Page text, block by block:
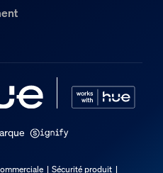
de l’emballage
Sécurité produit